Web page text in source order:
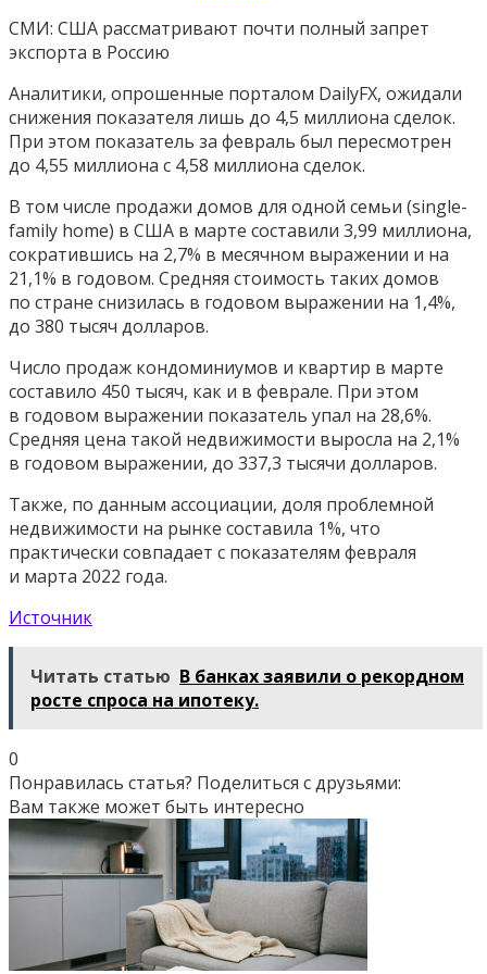
СМИ: США рассматривают почти полный запрет
экспорта в Россию
Аналитики, опрошенные порталом DailyFX, ожидали
снижения показателя лишь до 4,5 миллиона сделок.
При этом показатель за февраль был пересмотрен
до 4,55 миллиона с 4,58 миллиона сделок.
В том числе продажи домов для одной семьи (single-
family home) в США в марте составили 3,99 миллиона,
сократившись на 2,7% в месячном выражении и на
21,1% в годовом. Средняя стоимость таких домов
по стране снизилась в годовом выражении на 1,4%,
до 380 тысяч долларов.
Число продаж кондоминиумов и квартир в марте
составило 450 тысяч, как и в феврале. При этом
в годовом выражении показатель упал на 28,6%.
Средняя цена такой недвижимости выросла на 2,1%
в годовом выражении, до 337,3 тысячи долларов.
Также, по данным ассоциации, доля проблемной
недвижимости на рынке составила 1%, что
практически совпадает с показателям февраля
и марта 2022 года.
Источник
Читать статью В банках заявили о рекордном
росте спроса на ипотеку.
0
Понравилась статья? Поделиться с друзьями:
Вам также может быть интересно